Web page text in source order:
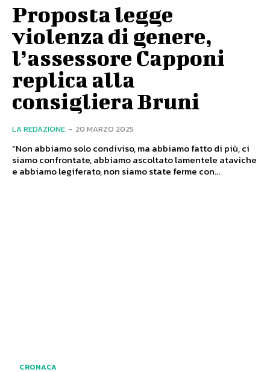
Proposta legge
violenza di genere,
l’assessore Capponi
replica alla
consigliera Bruni
LA REDAZIONE - 20 MARZO 2025
“Non abbiamo solo condiviso, ma abbiamo fatto di più, ci
siamo confrontate, abbiamo ascoltato lamentele ataviche
e abbiamo legiferato, non siamo state ferme con...
CRONACA